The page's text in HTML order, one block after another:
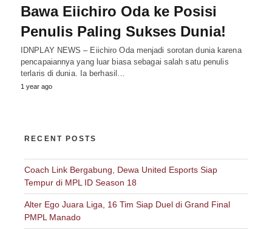
Bawa Eiichiro Oda ke Posisi
Penulis Paling Sukses Dunia!
IDNPLAY NEWS – Eiichiro Oda menjadi sorotan dunia karena
pencapaiannya yang luar biasa sebagai salah satu penulis
terlaris di dunia. Ia berhasil…
1 year ago
RECENT POSTS
Coach Link Bergabung, Dewa United Esports Siap
Tempur di MPL ID Season 18
Alter Ego Juara Liga, 16 Tim Siap Duel di Grand Final
PMPL Manado